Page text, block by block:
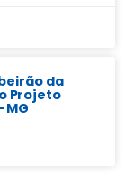
da
Projeto
MG